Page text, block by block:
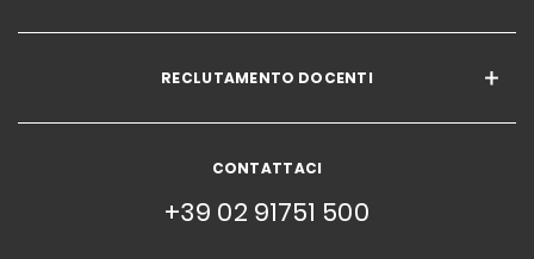
RECLUTAMENTO DOCENTI
CONTATTACI
+39 02 91751 500